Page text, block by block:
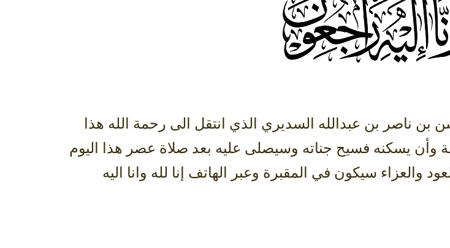
ناصر بن عبدالله السديري الذي انتقل الى رحمة الله هذا
وأن يسكنه فسيح جناته وسيصلى عليه بعد صلاة عصر هذا اليوم
1-2021 بمقبرة العود والعزاء سيكون في المقبرة وعبر الهاتف إنا لله وانا اليه